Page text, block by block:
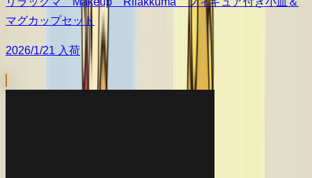
マグカップセット
2026/1/21 入荷